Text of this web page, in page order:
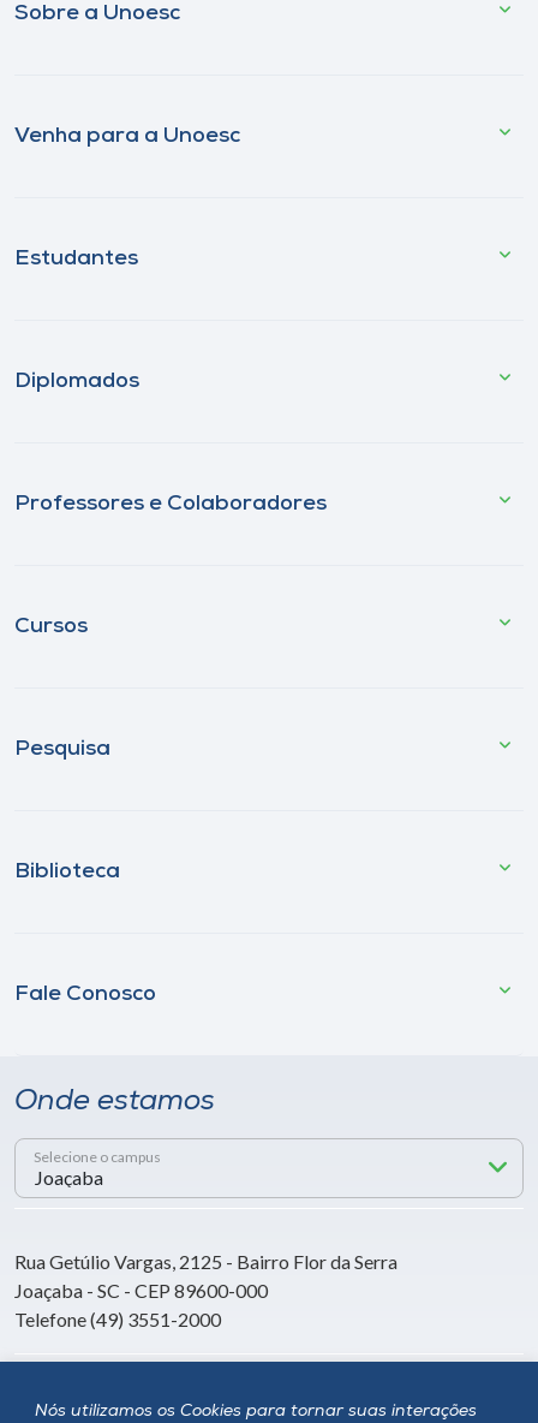
Nós utilizamos os Cookies para tornar suas interações
Sobre a Unoesc
Venha para a Unoesc
Estudantes
Diplomados
Professores e Colaboradores
Cursos
Pesquisa
Biblioteca
Fale Conosco
Onde estamos
Selecione o campus
Rua Getúlio Vargas, 2125 - Bairro Flor da Serra
Joaçaba - SC - CEP 89600-000
Telefone (49) 3551-2000
Siga a Unoesc